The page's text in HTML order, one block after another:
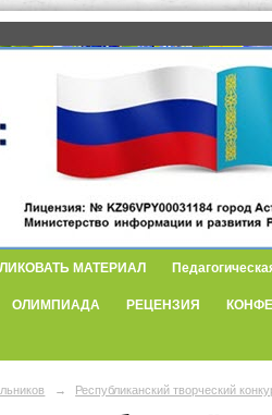
МАТЕРИАЛ
ОЛИМПИАДА РЕЦЕНЗИЯ
→ Республиканский творческий